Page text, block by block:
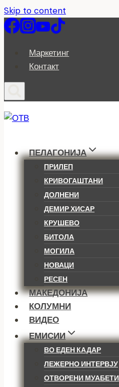
Skip to content
Маркетинг
Контакт
ПЕЛАГОНИЈА
ПРИЛЕП
КРИВОГАШТАНИ
ДОЛНЕНИ
ДЕМИР ХИСАР
КРУШЕВО
БИТОЛА
МОГИЛА
НОВАЦИ
РЕСЕН
МАКЕДОНИЈА
КОЛУМНИ
ВИДЕО
ЕМИСИИ
ВО ЕДЕН КАДАР
ЛЕЖЕРНО ИНТЕРВЈУ
ОТВОРЕНИ МУАБЕТИ